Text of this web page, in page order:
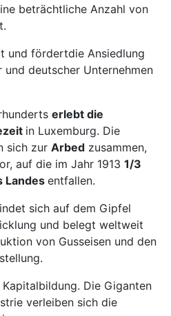
beträchtliche Anzahl von
und fördertdie Ansiedlung
deutscher Unternehmen
erlebt die
in Luxemburg. Die
sich zur Arbed zusammen,
auf die im Jahr 1913 1/3
Landesentfallen.
sich auf dem Gipfel
und belegt weltweit
von Gusseisen und den
Die Giganten
verleiben sich die